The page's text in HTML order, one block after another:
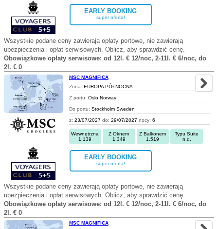
EARLY BOOKING
super oferta!
Wszystkie podane ceny zawierają opłaty portowe, nie zawierają
ubezpieczenia i opłat serwisowych. Oblicz, aby sprawdzić cenę.
Obowiązkowe opłaty serwisowe: od 12l. € 12/noc, 2-11l. € 6/noc, do
2l. € 0
MSC MAGNIFICA
Zona: EUROPA PÓŁNOCNA
Z portu: Oslo Norway
Do portu: Stockholm Sweden
z: 23/07/2027 do: 29/07/2027 nocy: 6
Wewnętrzna
1.139
Z Oknem
1.349
Z Balkonem
1.519
Typu Suite
n.d.
EARLY BOOKING
super oferta!
Wszystkie podane ceny zawierają opłaty portowe, nie zawierają
ubezpieczenia i opłat serwisowych. Oblicz, aby sprawdzić cenę.
Obowiązkowe opłaty serwisowe: od 12l. € 12/noc, 2-11l. € 6/noc, do
2l. € 0
MSC MAGNIFICA